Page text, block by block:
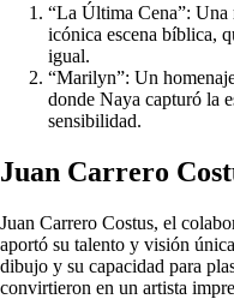
“La Última Cena”: Una
icónica escena bíblica,
igual.
“Marilyn”: Un
donde Naya capturó la
sensibilidad.
Juan Carrero
Juan Carrero Costus, el
aportó su talento y visión
dibujo y su capacidad para
convirtieron en un artista